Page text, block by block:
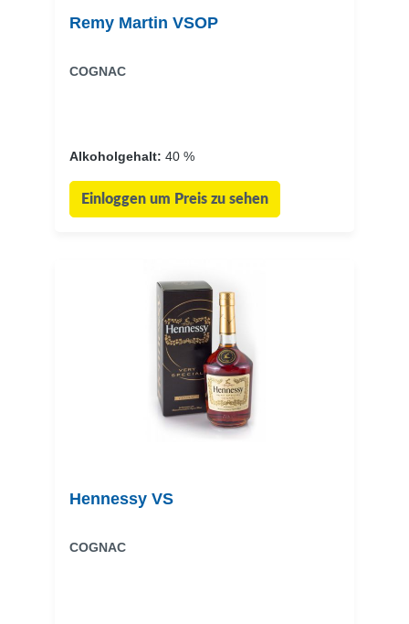
Remy Martin VSOP
COGNAC
Alkoholgehalt: 40 %
Einloggen um Preis zu sehen
Hennessy VS
COGNAC